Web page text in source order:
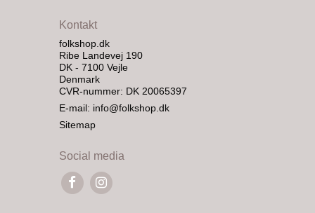
Kontakt
folkshop.dk
Ribe Landevej 190
DK - 7100 Vejle
Denmark
CVR-nummer: DK 20065397
E-mail: info@folkshop.dk
Sitemap
Social media